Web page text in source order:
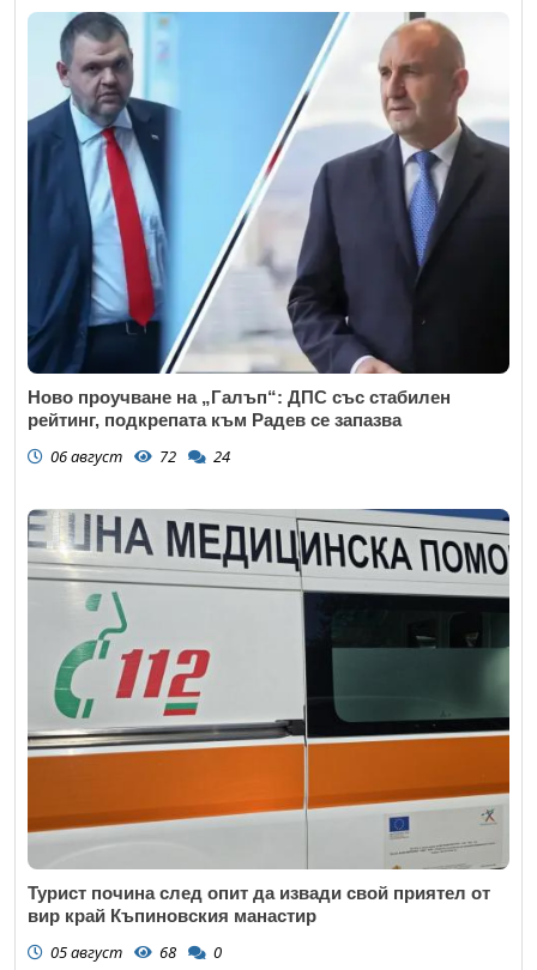
Ново проучване на „Галъп“: ДПС със стабилен
рейтинг, подкрепата към Радев се запазва
06 август 72 24
Турист почина след опит да извади свой приятел от
вир край Къпиновския манастир
05 август 68 0